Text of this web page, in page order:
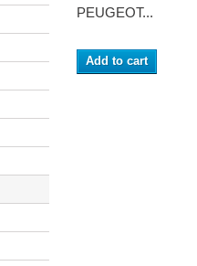
PEUGEOT...
Add to cart